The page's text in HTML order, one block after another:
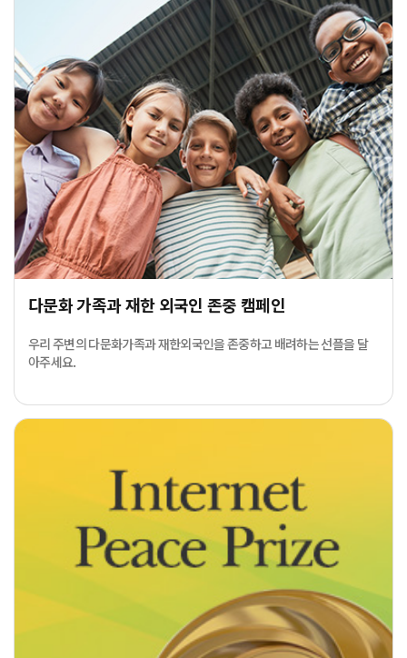
다문화 가족과 재한 외국인 존중 캠페인
우리 주변의 다문화가족과 재한외국인을 존중하고 배려하는 선플을 달
아주세요.